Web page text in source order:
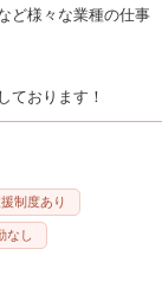
ど様々な業種の仕事
ております！
制度あり
なし